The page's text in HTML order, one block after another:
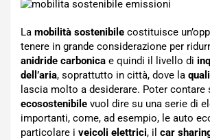
La mobilità sostenibile costituisce
tenere in grande considerazione per
anidride carbonica e quindi il livello di
dell’aria, soprattutto in città, dove la
lascia molto a desiderare. Poter contare
ecosostenibile vuol dire su una serie di
importanti, come, ad esempio, le auto
particolare i veicoli elettrici, il car